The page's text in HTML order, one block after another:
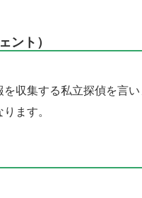
ト）
収集する私立探偵を言
ます。